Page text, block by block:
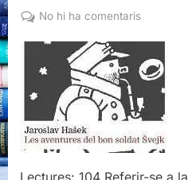
on
No hi ha comentarisa
del
bon
soldat
Švejk,
Jaroslav